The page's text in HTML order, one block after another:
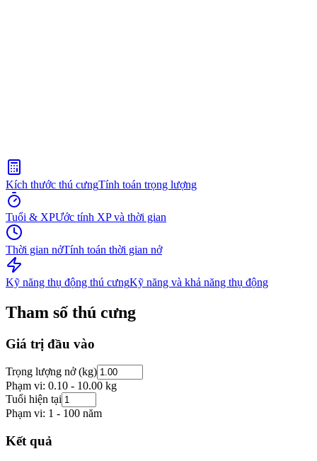
Kích thước thú cưngTính toán trọng lượng
Tuổi & XPƯớc tính XP và thời gian
Thời gian nởTính toán thời gian nở
Kỹ năng thụ động thú cưngKỹ năng và khả năng thụ động
Tham số thú cưng
Giá trị đầu vào
Trọng lượng nở (kg)
Phạm vi: 0.10 - 10.00 kg
Tuổi hiện tại
Phạm vi: 1 - 100 năm
Kết quả